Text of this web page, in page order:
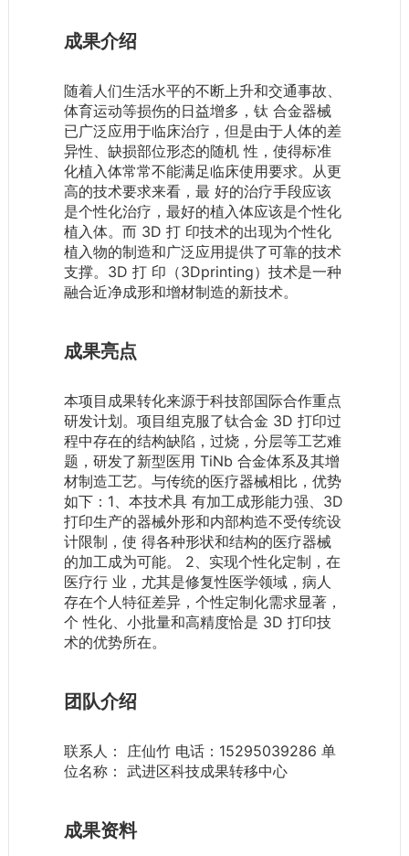
成果介绍
随着人们生活水平的不断上升和交通事故、
体育运动等损伤的日益增多，钛 合金器械
已广泛应用于临床治疗，但是由于人体的差
异性、缺损部位形态的随机 性，使得标准
化植入体常常不能满足临床使用要求。从更
高的技术要求来看，最 好的治疗手段应该
是个性化治疗，最好的植入体应该是个性化
植入体。而 3D 打 印技术的出现为个性化
植入物的制造和广泛应用提供了可靠的技术
支撑。3D 打 印（3Dprinting）技术是一种
融合近净成形和增材制造的新技术。
成果亮点
本项目成果转化来源于科技部国际合作重点
研发计划。项目组克服了钛合金 3D 打印过
程中存在的结构缺陷，过烧，分层等工艺难
题，研发了新型医用 TiNb 合金体系及其增
材制造工艺。与传统的医疗器械相比，优势
如下：1、本技术具 有加工成形能力强、3D
打印生产的器械外形和内部构造不受传统设
计限制，使 得各种形状和结构的医疗器械
的加工成为可能。 2、实现个性化定制，在
医疗行 业，尤其是修复性医学领域，病人
存在个人特征差异，个性定制化需求显著，
个 性化、小批量和高精度恰是 3D 打印技
术的优势所在。
团队介绍
联系人： 庄仙竹 电话：15295039286 单
位名称： 武进区科技成果转移中心
成果资料